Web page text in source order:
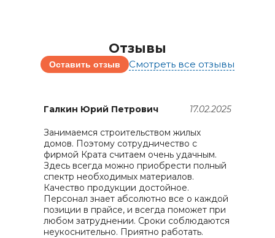
Отзывы
Оставить отзыв Смотреть все отзывы
Галкин Юрий Петрович 17.02.2025
Занимаемся строительством жилых
домов. Поэтому сотрудничество с
фирмой Крата считаем очень удачным.
Здесь всегда можно приобрести полный
спектр необходимых материалов.
Качество продукции достойное.
Персонал знает абсолютно все о каждой
позиции в прайсе, и всегда поможет при
любом затруднении. Сроки соблюдаются
неукоснительно. Приятно работать.